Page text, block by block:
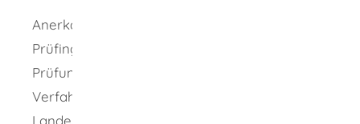
Anerkannte Prüfingenieurinnen oder
Prüfingenieure dürfen die bautechnische
Prüfung vornehmen, die in der
Verfahrensverordnung zur
Landesbauordnung (LBOVVO) für bestimmte